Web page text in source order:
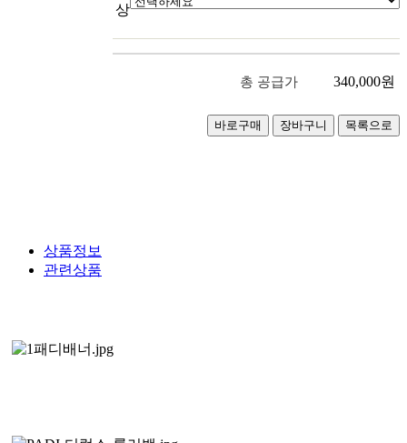
상
총 공급가 340,000원
상품정보
관련상품